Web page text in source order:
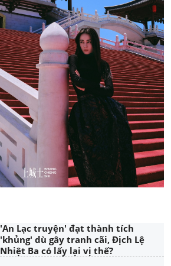
'An Lạc truyện' đạt thành tích
'khủng' dù gây tranh cãi, Địch Lệ
Nhiệt Ba có lấy lại vị thế?